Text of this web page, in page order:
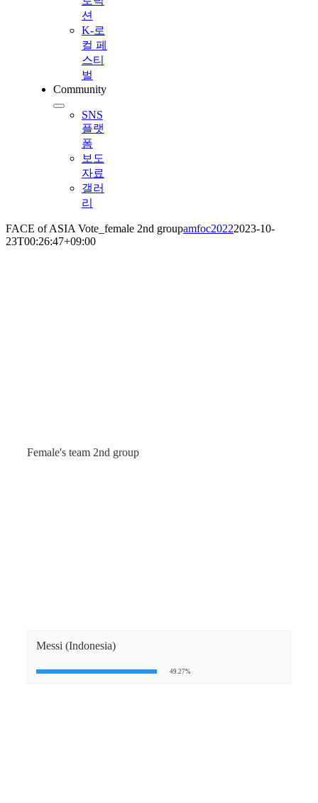
션
K-로
컬 페
스티
벌
Community
SNS
플랫
폼
보도
자료
갤러
리
FACE of ASIA Vote_female 2nd groupamfoc20222023-10-
23T00:26:47+09:00
Female's team 2nd group
Messi (Indonesia)
49.27%